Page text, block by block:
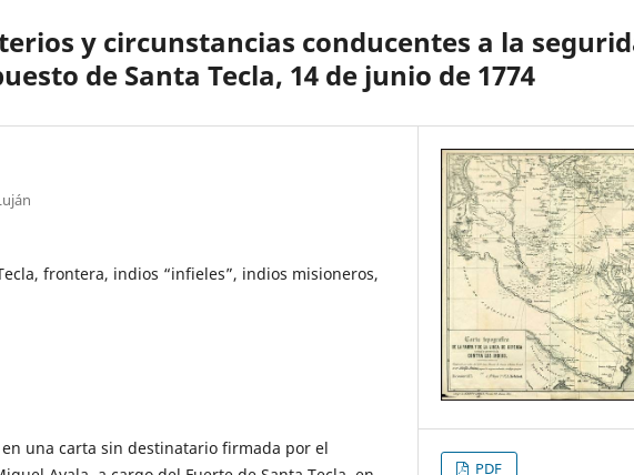
y circunstancias conducentes a la
de Santa Tecla, 14 de junio de 1774
frontera, indios “infieles”, indios misioneros,
una carta sin destinatario firmada por el
PDF